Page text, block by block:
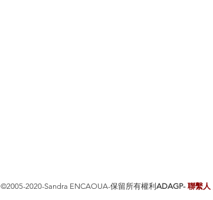
©2005-2020-Sandra ENCAOUA-保留所有權利ADAGP- 聯繫人